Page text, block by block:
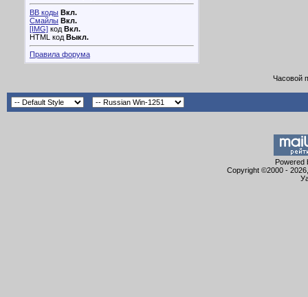
BB коды Вкл.
Смайлы Вкл.
[IMG] код Вкл.
HTML код Выкл.
Правила форума
Часовой
Powered
Copyright ©2000 -